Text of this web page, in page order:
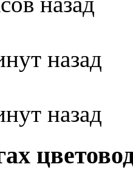
назад
назад